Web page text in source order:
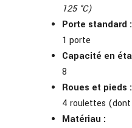
125 °C)
Porte standard :
1 porte
Capacité en
8
Roues et pieds :
4 roulettes (dont
Matériau :